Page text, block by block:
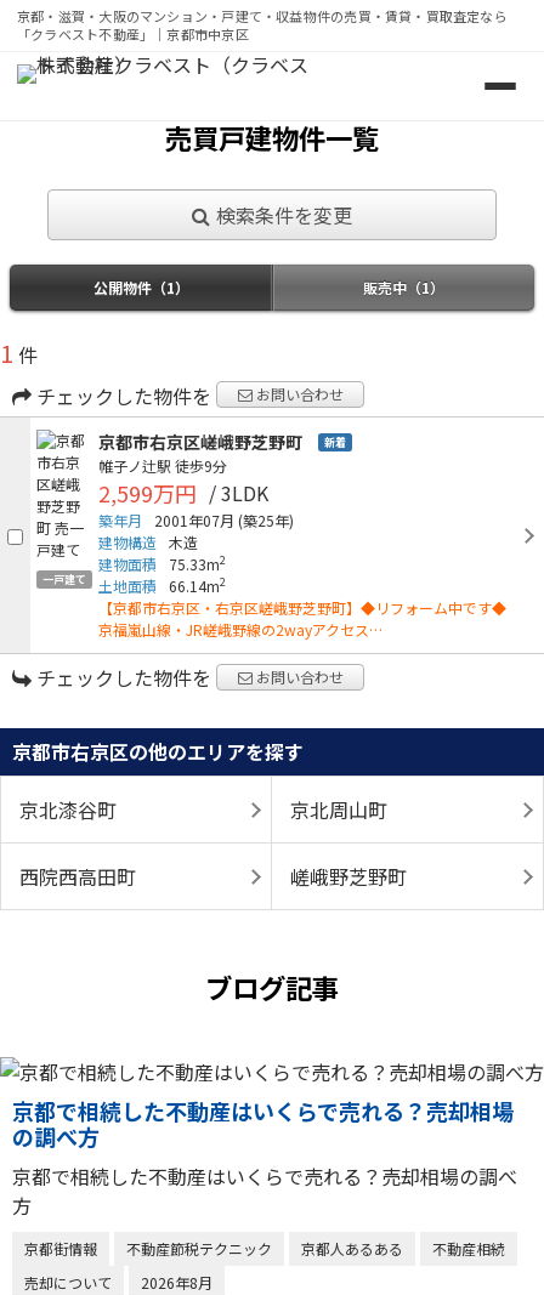
京都・滋賀・大阪のマンション・戸建て・収益物件の売買・賃貸・買取査定なら
「クラベスト不動産」｜京都市中京区
京都・滋賀・大阪のマンション・戸建て・収益物件の売
売買戸建物件一覧
検索条件を変更
公開物件（1） 販売中（1）
1 件
チェックした物件を
お問い合わせ
一戸建て
京都市右京区嵯峨野芝野町 新着
帷子ノ辻駅 徒歩9分
2,599万円 / 3LDK
築年月 2001年07月 (築25年)
建物構造 木造
建物面積
75.33m2
土地面積 66.14m2
【京都市右京区・右京区嵯峨野芝野町】◆リフォーム中です◆
京福嵐山線・JR嵯峨野線の2wayアクセス…
チェックした物件を お問い合わせ
京都市右京区の他のエリアを探す
京北漆谷町
京北周山町
西院西高田町 嵯峨野芝野町
ブログ記事
京都で相続した不動産はいくらで売れる？売却相場
の調べ方
京都で相続した不動産はいくらで売れる？売却相場の調べ
方
京都街情報 不動産節税テクニック 京都人あるある
不動産相続
売却について
2026年8月